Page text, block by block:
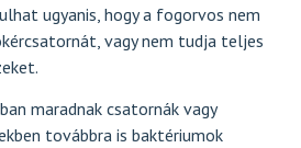
ugyanis, hogy a fogorvos nem
vagy nem tudja teljes
maradnak csatornák vagy
továbbra is baktériumok